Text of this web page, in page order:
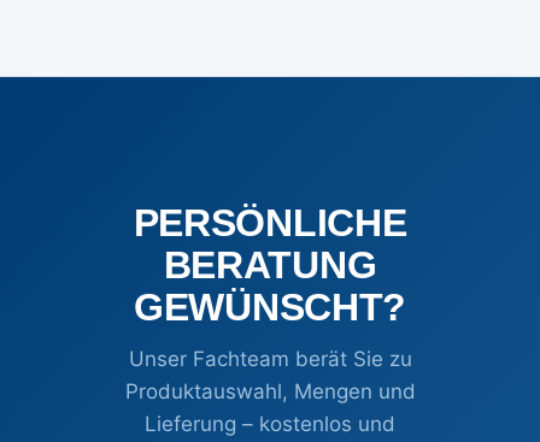
PERSÖNLICHE
BERATUNG
GEWÜNSCHT?
Unser Fachteam berät Sie zu
Produktauswahl, Mengen und
Lieferung – kostenlos und